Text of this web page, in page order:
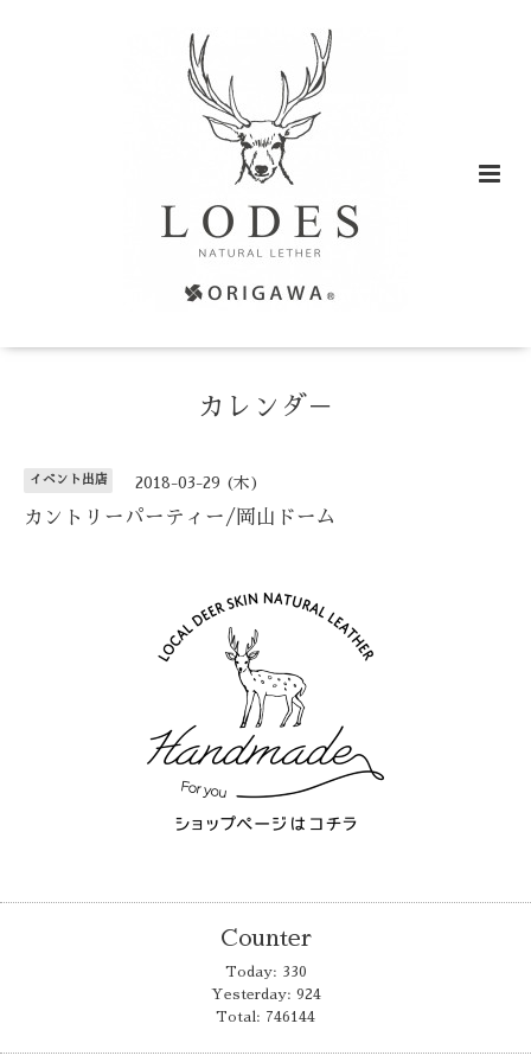
カレンダ－
イベント出店 2018-03-29 (木)
カントリーパーティー/岡山ドーム
Counter
Today: 330
Yesterday: 924
Total: 746144